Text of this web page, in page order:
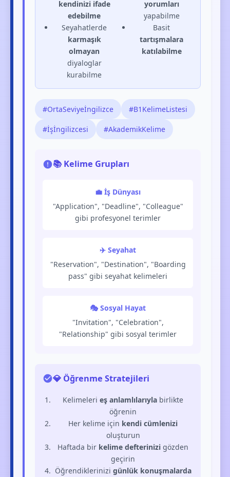
kendinizi ifade
edebilme
Seyahatlerde
karmaşık
olmayan
diyaloglar
kurabilme
yorumları
yapabilme
Basit
tartışmalara
katılabilme
#OrtaSeviyeİngilizce #B1KelimeListesi
#İşİngilizcesi #AkademikKelime
📚 Kelime Grupları
💼 İş Dünyası
"Application", "Deadline", "Colleague"
gibi profesyonel terimler
✈️ Seyahat
"Reservation", "Destination", "Boarding
pass" gibi seyahat kelimeleri
🎭 Sosyal Hayat
"Invitation", "Celebration",
"Relationship" gibi sosyal terimler
💎 Öğrenme Stratejileri
Kelimelerieş anlamlılarıyla birlikte
öğrenin
Her kelime için kendi cümlenizi
oluşturun
Haftada bir kelime defterinizi gözden
geçirin
Öğrendiklerinizi günlük konuşmalarda